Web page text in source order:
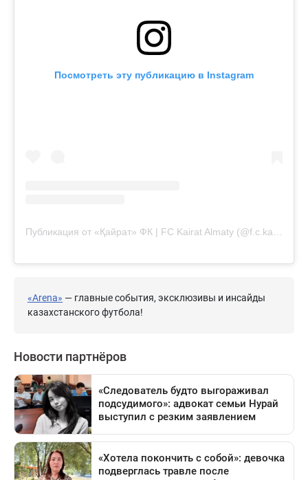
Посмотреть эту публикацию в Instagram
«Arena» — главные события, эксклюзивы и инсайды
казахстанского футбола!